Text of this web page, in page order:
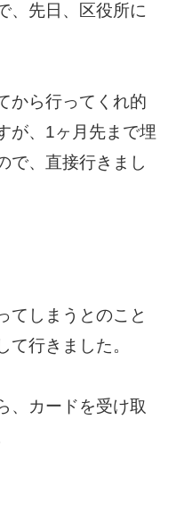
、先日、区役所に
から行ってくれ的
が、1ヶ月先まで埋
で、直接行きまし
てしまうとのこと
て行きました。
、カードを受け取